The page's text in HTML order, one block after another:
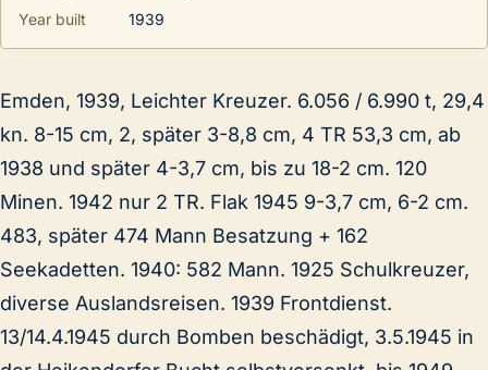
Year built
1939
Emden, 1939, Leichter Kreuzer. 6.056 / 6.990 t, 29,4
kn. 8-15 cm, 2, später 3-8,8 cm, 4 TR 53,3 cm, ab
1938 und später 4-3,7 cm, bis zu 18-2 cm. 120
Minen. 1942 nur 2 TR. Flak 1945 9-3,7 cm, 6-2 cm.
483, später 474 Mann Besatzung + 162
Seekadetten. 1940: 582 Mann. 1925 Schulkreuzer,
diverse Auslandsreisen. 1939 Frontdienst.
13/14.4.1945 durch Bomben beschädigt, 3.5.1945 in